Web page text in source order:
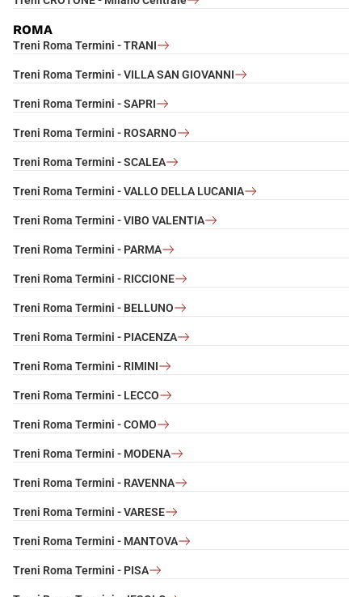
ROMA
Treni Roma Termini - TRANI
Treni Roma Termini - VILLA SAN GIOVANNI
Treni Roma Termini - SAPRI
Treni Roma Termini - ROSARNO
Treni Roma Termini - SCALEA
Treni Roma Termini - VALLO DELLA LUCANIA
Treni Roma Termini - VIBO VALENTIA
Treni Roma Termini - PARMA
Treni Roma Termini - RICCIONE
Treni Roma Termini - BELLUNO
Treni Roma Termini - PIACENZA
Treni Roma Termini - RIMINI
Treni Roma Termini - LECCO
Treni Roma Termini - COMO
Treni Roma Termini - MODENA
Treni Roma Termini - RAVENNA
Treni Roma Termini - VARESE
Treni Roma Termini - MANTOVA
Treni Roma Termini - PISA